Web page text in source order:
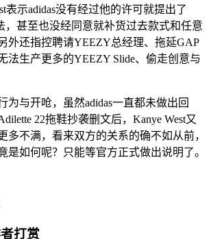
表示adidas没有经过他的许可就提出了
，甚至也没经同意就补货过去款式和任意
外还指控聘请YEEZY总经理、拖延GAP
法生产更多的YEEZY Slide、偷走创意与
为与开呛，虽然adidas一直都未做出回
22拖鞋抄袭删文后，Kanye West又
多不满，看来双方的关系的确不如从前，
是如何呢？只能等官方正式做出说明了。
打赏